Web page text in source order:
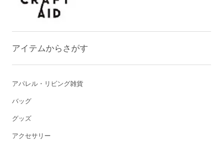
アイテムからさがす
アパレル・リビング雑貨
バッグ
グッズ
アクセサリー